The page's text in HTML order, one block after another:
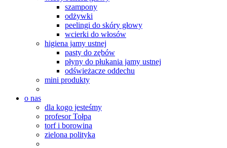
szampony
odżywki
peelingi do skóry głowy
wcierki do włosów
higiena jamy ustnej
pasty do zębów
płyny do płukania jamy ustnej
odświeżacze oddechu
mini produkty
o nas
dla kogo jesteśmy
profesor Tołpa
torf i borowina
zielona polityka